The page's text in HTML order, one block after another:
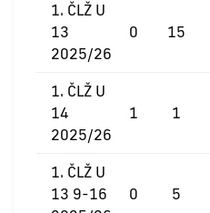
1. ČLŽ U
13
2025/26
0 15
1. ČLŽ U
14
2025/26
1 1
1. ČLŽ U
13 9-16
0 5